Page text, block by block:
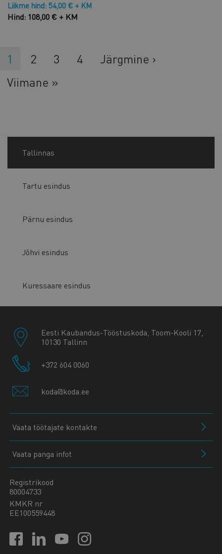
Liikme hind: 54,00 € + KM
Hind: 108,00 € + KM
Eesolev
leht
1 Lehekülg
2 Lehekülg
3 Lehekülg
4
Järgmine
Järgmine ›
Viimane
Viimane »
Tallinnas
Tartu esindus
Pärnu esindus
Jõhvi esindus
Kuressaare esindus
Eesti Kaubandus-Tööstuskoda, Toom-Kooli 17,
10130 Tallinn
+372 604 0060
koda@koda.ee
Vaata töötajate kontakte
Vaata panga infot
Registrikood
80004733
KMKR nr
EE100559448